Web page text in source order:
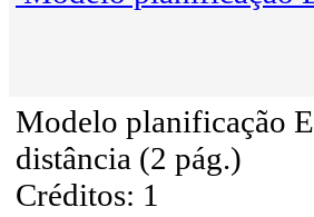
Modelo planificação
distância (2 pág.)
Créditos: 1